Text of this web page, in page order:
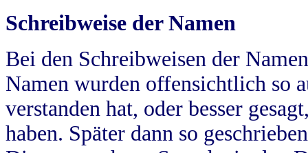
Schreibweise der Namen
Bei den Schreibweisen der
Namen wurden offensichtlich so
verstanden hat, oder besser
haben. Später dann so